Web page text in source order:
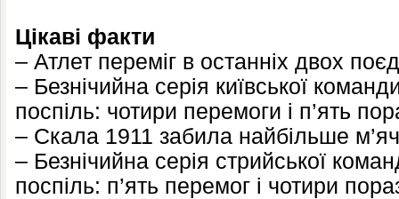
Цікаві факти
– Атлет переміг в останніх двох
– Безнічийна серія київської
поспіль: чотири перемоги і п’ять
– Скала 1911 забила найбільше
– Безнічийна серія стрийської
поспіль: п’ять перемог і чотири